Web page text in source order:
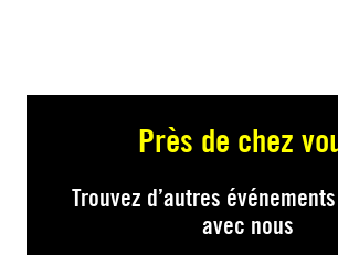
Près de chez
Trouvez d’autres
avec nous